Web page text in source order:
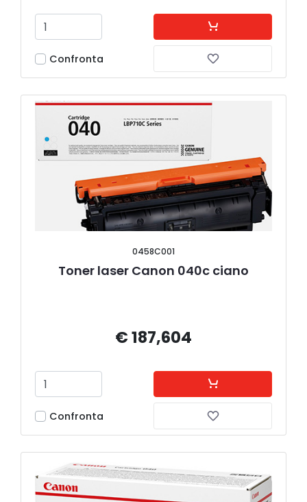
Confronta
0458C001
Toner laser Canon 040c ciano
€ 187,604
Confronta